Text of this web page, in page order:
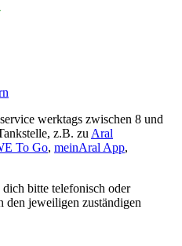
werktags zwischen 8 und
z.B. zu Aral
To Go, meinAral App,
bitte telefonisch oder
jeweiligen zuständigen